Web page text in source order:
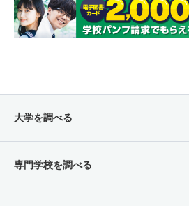
大学を調べる
専門学校を調べる